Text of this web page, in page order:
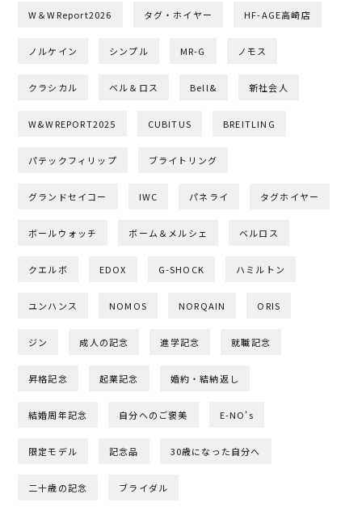
W＆WReport2026 タグ・ホイヤー HF-AGE高崎店
ノルケイン シンプル MR-G ノモス
クラシカル ベル＆ロス Bell& 新社会人
W&WREPORT2025 CUBITUS BREITLING
パテックフィリップ ブライトリング
グランドセイコー IWC パネライ タグホイヤー
ボールウォッチ ボーム＆メルシェ ベルロス
クエルボ EDOX G-SHOCK ハミルトン
ユンハンス NOMOS NORQAIN ORIS
ジン 成人の記念 進学記念 就職記念
昇格記念 起業記念 婚約・結納返し
結婚周年記念 自分へのご褒美 E-NO's
限定モデル 記念品 30歳になった自分へ
二十歳の記念 ブライダル